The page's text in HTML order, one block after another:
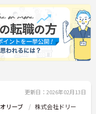
更新日：2026年02月13日
リーブ
株式会社ドリー